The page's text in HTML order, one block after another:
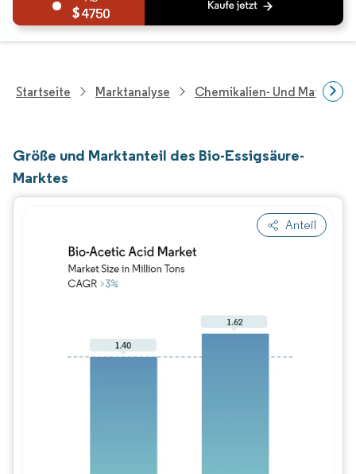
4750
Startseite Marktanalyse Chemikalien- Und
Größe und Marktanteil des Bio-Essigsäure-
Marktes
Anteil